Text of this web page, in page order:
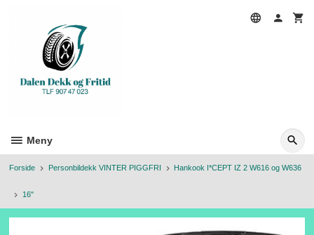
Meny
Forside Personbildekk VINTER PIGGFRI Hankook I*CEPT IZ 2 W616 og W636
16"